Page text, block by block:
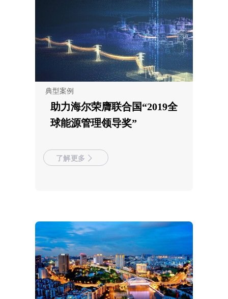
典型案例
助力海尔荣膺联合国“2019全
球能源管理领导奖”
了解更多